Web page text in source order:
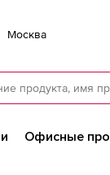
Москва
Офисные